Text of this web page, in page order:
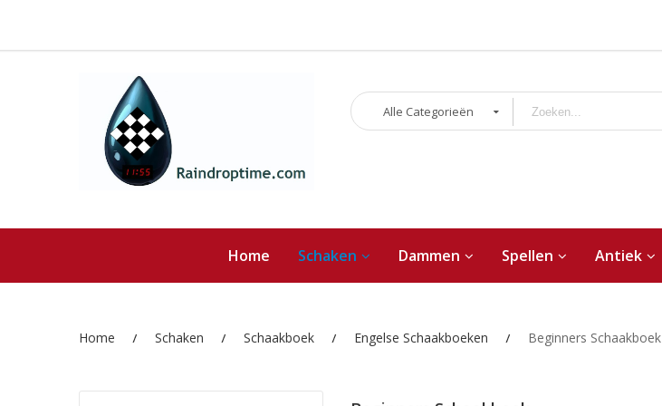
Alle Categorieën
Home Schaken Dammen Spellen Antiek
Home Schaken Schaakboek Engelse Schaakboeken Beginners Schaakboek